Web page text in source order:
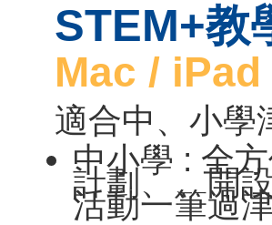
STEM+教
Mac / iPad
適合中、小學
中小學 : 全
計劃、、開
活動一筆過